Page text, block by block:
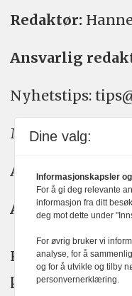
Redaktør:
Ansvarlig
Nyhetstips:
Meninger:
Annonse:
Abonnement:
KOM24
plakatens regler
Dine valg:
Informasjonskapsler
For å gi deg relevante
informasjon fra ditt
deg mot dette under
For øvrig bruker vi
analyse, for å
og for å utvikle og tilby
personvernerklæring.